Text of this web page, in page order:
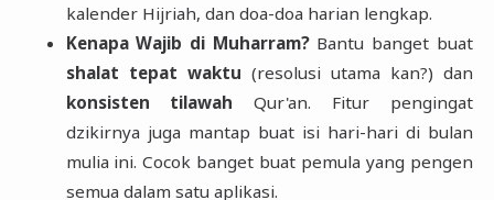
kalender Hijriah, dan doa-doa harian lengkap.
Kenapa Wajib di Muharram?Bantu banget buat
shalat tepat waktu (resolusi utama kan?) dan
konsisten tilawah Qur'an. Fitur pengingat
dzikirnya juga mantap buat isi hari-hari di bulan
mulia ini. Cocok banget buat pemula yang pengen
semua dalam satu aplikasi.